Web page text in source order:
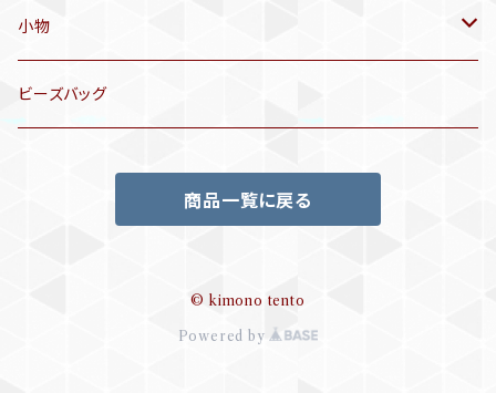
洒落袋帯
袋帯
リサイクル着物
訪問着、付下げ、色無地
リサイクル色無地
小物
帯揚げ
ビーズバッグ
商品一覧に戻る
© kimono tento
Powered by